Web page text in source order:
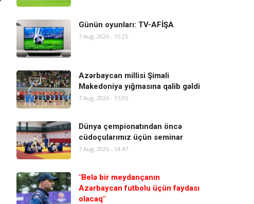
Günün oyunları: TV-AFİŞA
7 Aug, 2026 - 15:25
Azərbaycan millisi Şimali
Makedoniya yığmasına qalib gəldi
7 Aug, 2026 - 15:05
Dünya çempionatından öncə
cüdoçularımız üçün seminar
7 Aug, 2026 - 14:47
"Belə bir meydançanın
Azərbaycan futbolu üçün faydası
olacaq"